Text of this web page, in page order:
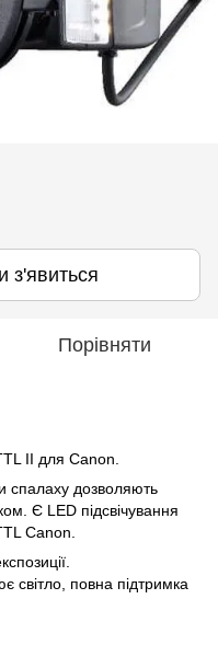
з'явиться
Порівняти
II для Canon.
спалаху дозволяють
Є LED підсвічування
Canon.
світло, повна підтримка